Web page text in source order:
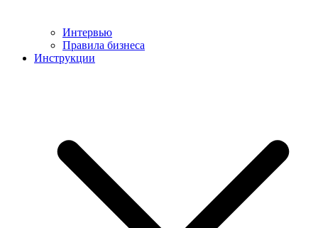
Интервью
Правила бизнеса
Инструкции